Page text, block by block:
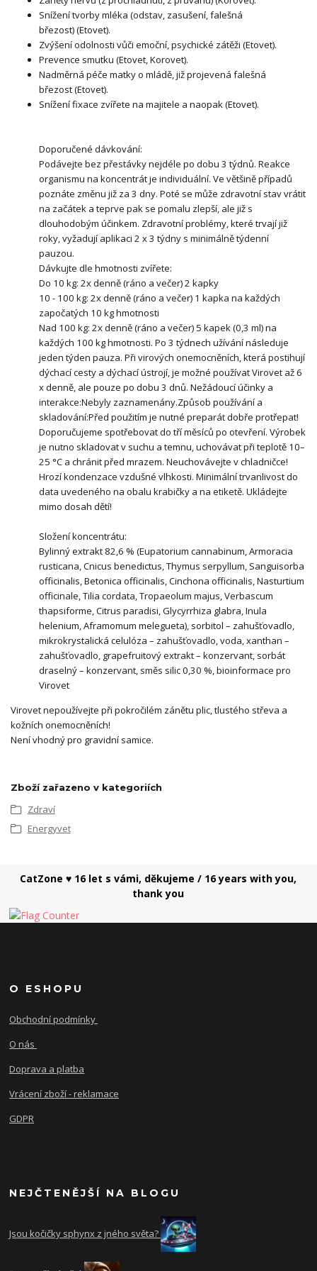
Snížení tvorby mléka (odstav, zasušení, falešná
březost) (Etovet).
Zvýšení odolnosti vůči emoční, psychické zátěži (Etovet).
Prevence smutku (Etovet, Korovet).
Nadměrná péče matky o mládě, již projevená falešná
březost (Etovet).
Snížení fixace zvířete na majitele a naopak (Etovet).
Doporučené dávkování:
Podávejte bez přestávky nejdéle po dobu 3 týdnů. Reakce
organismu na koncentrát je individuální. Ve většině případů
poznáte změnu již za 3 dny. Poté se může zdravotní stav vrátit
na začátek a teprve pak se pomalu zlepší, ale již s
dlouhodobým účinkem. Zdravotní problémy, které trvají již
roky, vyžadují aplikaci 2 x 3 týdny s minimálně týdenní
pauzou.
Dávkujte dle hmotnosti zvířete:
Do 10 kg: 2x denně (ráno a večer) 2 kapky
10 - 100 kg: 2x denně (ráno a večer) 1 kapka na každých
započatých 10 kg hmotnosti
Nad 100 kg: 2x denně (ráno a večer) 5 kapek (0,3 ml) na
každých 100 kg hmotnosti. Po 3 týdnech užívání následuje
jeden týden pauza. Při virových onemocněních, která postihují
dýchací cesty a dýchací ústrojí, je možné používat Virovet až 6
x denně, ale pouze po dobu 3 dnů. Nežádoucí účinky a
interakce:Nebyly zaznamenány.Způsob používání a
skladování:Před použitím je nutné preparát dobře protřepat!
Doporučujeme spotřebovat do tří měsíců po otevření. Výrobek
je nutno skladovat v suchu a temnu, uchovávat při teplotě 10–
25 °C a chránit před mrazem. Neuchovávejte v chladničce!
Hrozí kondenzace vzdušné vlhkosti. Minimální trvanlivost do
data uvedeného na obalu krabičky a na etiketě. Ukládejte
mimo dosah dětí!
Složení koncentrátu:
Bylinný extrakt 82,6 % (Eupatorium cannabinum, Armoracia
rusticana, Cnicus benedictus, Thymus serpyllum, Sanguisorba
officinalis, Betonica officinalis, Cinchona officinalis, Nasturtium
officinale, Tilia cordata, Tropaeolum majus, Verbascum
thapsiforme, Citrus paradisi, Glycyrrhiza glabra, Inula
helenium, Aframomum melegueta), sorbitol – zahušťovadlo,
mikrokrystalická celulóza – zahušťovadlo, voda, xanthan –
zahušťovadlo, grapefruitový extrakt – konzervant, sorbát
draselný – konzervant, směs silic 0,30 %, bioinformace pro
Virovet
Virovet nepoužívejte při pokročilém zánětu plic, tlustého střeva a
kožních onemocněních!
Není vhodný pro gravidní samice.
Zboží zařazeno v kategoriích
Zdraví
Energyvet
CatZone ♥ 16 let s vámi, děkujeme / 16 years with you,
thank you
O ESHOPU
Obchodní podmínky
O nás
Doprava a platba
Vrácení zboží - reklamace
GDPR
NEJČTENĚJŠÍ NA BLOGU
Jsou kočičky sphynx z jného světa?